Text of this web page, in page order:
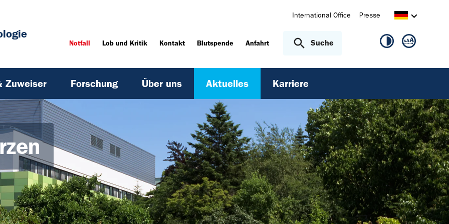
International Office Presse
Notfall Lob und Kritik Kontakt Blutspende Anfahrt Suche
Zuweiser Forschung Über uns Aktuelles Karriere